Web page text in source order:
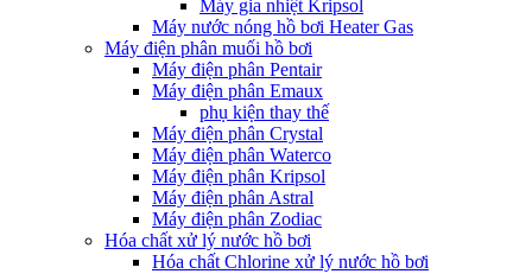
Máy gia nhiệt Kripsol
Máy nước nóng hồ bơi Heater Gas
Máy điện phân muối hồ bơi
Máy điện phân Pentair
Máy điện phân Emaux
phụ kiện thay thế
Máy điện phân Crystal
Máy điện phân Waterco
Máy điện phân Kripsol
Máy điện phân Astral
Máy điện phân Zodiac
Hóa chất xử lý nước hồ bơi
Hóa chất Chlorine xử lý nước hồ bơi